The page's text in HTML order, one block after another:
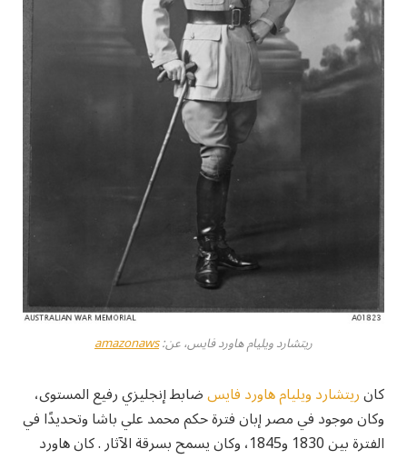
ريتشارد ويليام هاورد فايس، عن:amazonaws
كانريتشارد ويليام هاورد فايسضابط إنجليزي رفيع المستوى،
وكان موجود في مصر إبان فترة حكم محمد علي باشا وتحديدًا في
الفترة بين 1830 و1845، وكان يسمح بسرقة الآثار . كان هاورد